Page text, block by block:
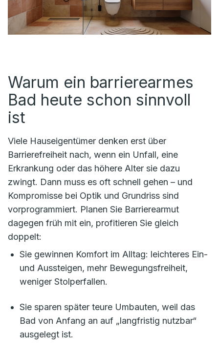
Warum ein barrierearmes
Bad heute schon sinnvoll
ist
Viele Hauseigentümer denken erst über
Barrierefreiheit nach, wenn ein Unfall, eine
Erkrankung oder das höhere Alter sie dazu
zwingt. Dann muss es oft schnell gehen – und
Kompromisse bei Optik und Grundriss sind
vorprogrammiert. Planen Sie Barrierearmut
dagegen früh mit ein, profitieren Sie gleich
doppelt:
Sie gewinnen Komfort im Alltag: leichteres Ein-
und Aussteigen, mehr Bewegungsfreiheit,
weniger Stolperfallen.
Sie sparen später teure Umbauten, weil das
Bad von Anfang an auf „langfristig nutzbar“
ausgelegt ist.